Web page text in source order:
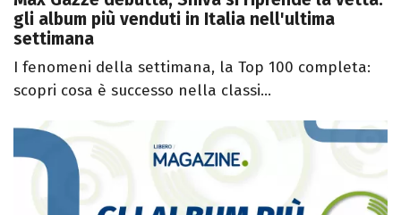
gli album più venduti in Italia nell'ultima
settimana
I fenomeni della settimana, la Top 100 completa:
scopri cosa è successo nella classi...